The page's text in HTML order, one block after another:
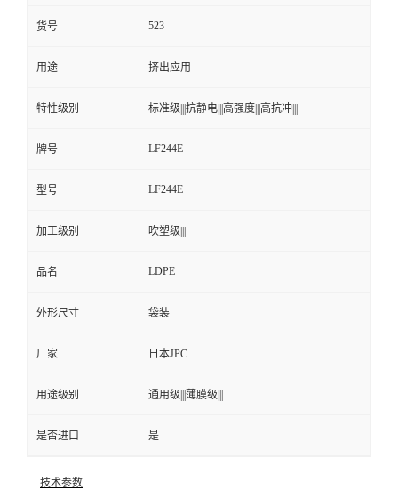
货号 523
用途 挤出应用
特性级别 标准级|||抗静电|||高强度|||高抗冲|||
牌号 LF244E
型号 LF244E
加工级别 吹塑级|||
品名 LDPE
外形尺寸 袋装
厂家 日本JPC
用途级别 通用级|||薄膜级|||
是否进口 是
技术参数